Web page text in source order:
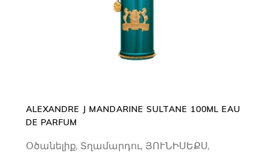
ADD TO CART
ALEXANDRE J MANDARINE SULTANE 100ML EAU
DE PARFUM
Օծանելիք, Տղամարդու, ՅՈՒՆԻՍԵՔՍ,